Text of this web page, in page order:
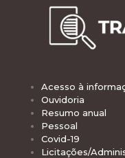
Acesso à
Ouvidoria
Resumo anual
Pessoal
Covid-19
Licitações/